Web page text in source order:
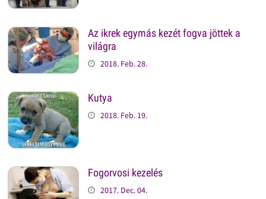
Az ikrek egymás kezét fogva jöttek a
világra
2018. Feb. 28.
Kutya
2018. Feb. 19.
Fogorvosi kezelés
2017. Dec. 04.